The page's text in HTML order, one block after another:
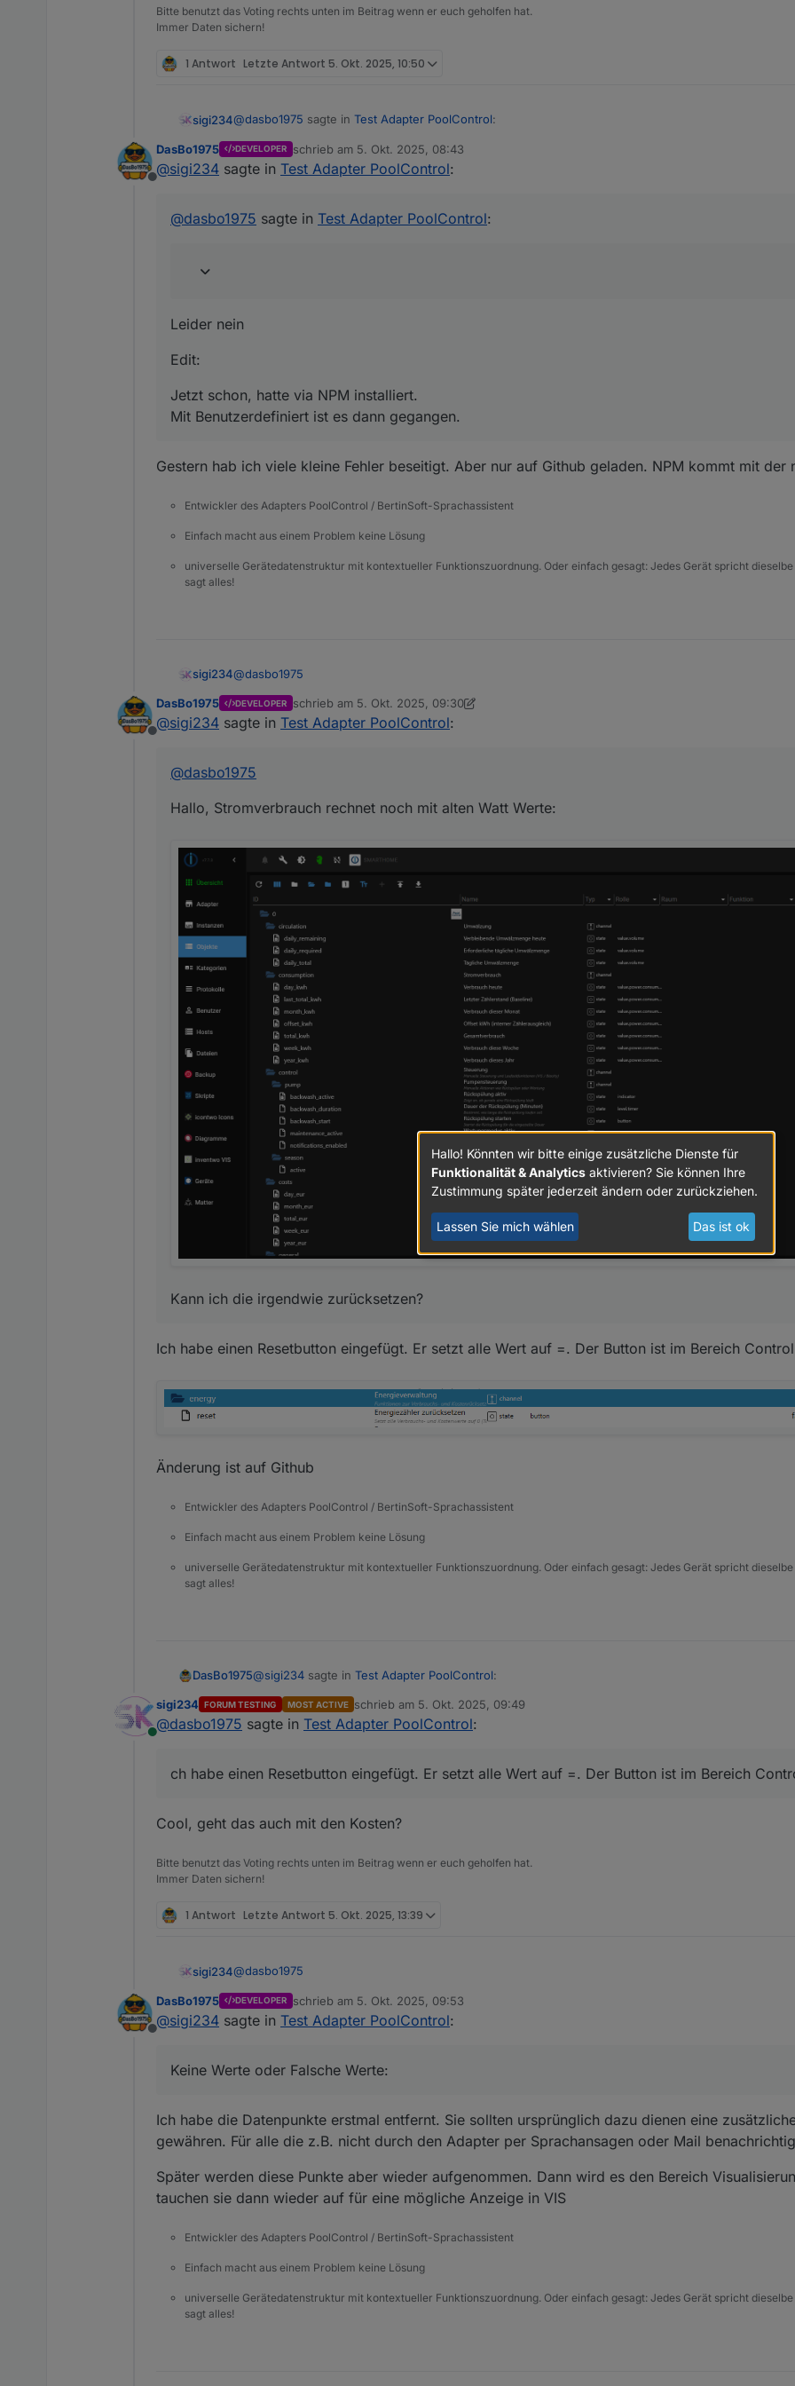
Bitte benutzt das Voting rechts unten im Beitrag wenn er euch geholfen hat.
Immer Daten sichern!
1 Antwort Letzte Antwort 5. Okt. 2025, 10:50
sigi234@dasbo1975 sagte in Test Adapter PoolControl:
Nun aber. Jedenfalls bei mir
Leider nein
Offline
DasBo1975 DEVELOPER schrieb am 5. Okt. 2025, 08:43
zuletzt editiert von
@sigi234 sagte in Test Adapter PoolControl:
@dasbo1975 sagte in Test Adapter PoolControl:
Leider nein
Edit:
Jetzt schon, hatte via NPM installiert.
Mit Benutzerdefiniert ist es dann gegangen.
Gestern hab ich viele kleine Fehler beseitigt. Aber nur auf Github geladen. NPM kommt mit der
Entwickler des Adapters PoolControl / BertinSoft-Sprachassistent
Einfach macht aus einem Problem keine Lösung
universelle Gerätedatenstruktur mit kontextueller Funktionszuordnung. Oder einfach gesagt: Jedes Gerät spricht
sagt alles!
sigi234@dasbo1975
Hallo, Stromverbrauch rechnet noch mit alten Watt Werte:
Kann ich die irgendwie zurücksetzen?
Offline
DasBo1975 DEVELOPER schrieb am 5. Okt. 2025, 09:30
zuletzt editiert von DasBo197510. Mai 2025, 11:31
@sigi234 sagte in Test Adapter PoolControl:
@dasbo1975
Hallo, Stromverbrauch rechnet noch mit alten Watt Werte:
Kann ich die irgendwie zurücksetzen?
Ich habe einen Resetbutton eingefügt. Er setzt alle Wert auf =. Der Button ist im Bereich
Änderung ist auf Github
Entwickler des Adapters PoolControl / BertinSoft-Sprachassistent
Einfach macht aus einem Problem keine Lösung
universelle Gerätedatenstruktur mit kontextueller Funktionszuordnung. Oder einfach gesagt: Jedes Gerät spricht
sagt alles!
DasBo1975@sigi234 sagte in Test Adapter PoolControl:
@dasbo1975
Online
sigi234 FORUM TESTING MOST ACTIVE schrieb am 5. Okt. 2025, 09:49
zuletzt editiert von
@dasbo1975 sagte in Test Adapter PoolControl:
ch habe einen Resetbutton eingefügt. Er setzt alle Wert auf =. Der Button ist im Bereich
Cool, geht das auch mit den Kosten?
Bitte benutzt das Voting rechts unten im Beitrag wenn er euch geholfen hat.
Immer Daten sichern!
1 Antwort Letzte Antwort 5. Okt. 2025, 13:39
sigi234@dasbo1975
Keine Werte oder Falsche Werte:
Offline
DasBo1975 DEVELOPER schrieb am 5. Okt. 2025, 09:53
zuletzt editiert von
@sigi234 sagte in Test Adapter PoolControl:
Keine Werte oder Falsche Werte:
Ich habe die Datenpunkte erstmal entfernt. Sie sollten ursprünglich dazu dienen eine
gewähren. Für alle die z.B. nicht durch den Adapter per Sprachansagen oder Mail
Später werden diese Punkte aber wieder aufgenommen. Dann wird es den Bereich
tauchen sie dann wieder auf für eine mögliche Anzeige in VIS
Entwickler des Adapters PoolControl / BertinSoft-Sprachassistent
Einfach macht aus einem Problem keine Lösung
universelle Gerätedatenstruktur mit kontextueller Funktionszuordnung. Oder einfach gesagt: Jedes Gerät spricht
sagt alles!
Hallo! Könnten wir bitte einige zusätzliche Dienste für
Funktionalität & Analytics aktivieren? Sie können Ihre
Zustimmung später jederzeit ändern oder zurückziehen.
Lassen Sie mich wählen Das ist ok